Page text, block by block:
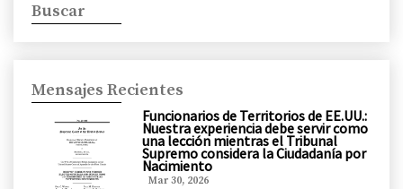
Buscar
Mensajes Recientes
Funcionarios de Territorios de EE.UU.:
Nuestra experiencia debe servir como
una lección mientras el Tribunal
Supremo considera la Ciudadanía por
Nacimiento
Mar 30, 2026